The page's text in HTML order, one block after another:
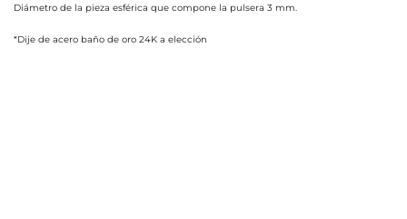
Diámetro de la pieza esférica que compone la pulsera 3 mm.
*Dije de acero baño de oro 24K a elección